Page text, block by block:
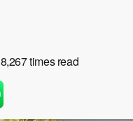
8,267 times read